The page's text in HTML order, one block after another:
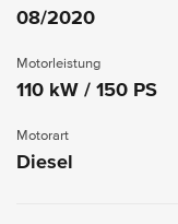
08/2020
Motorleistung
110 kW / 150 PS
Motorart
Diesel